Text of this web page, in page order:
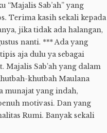
Sab’ah” yang
Terima kasih sekali kepada
jika tidak ada halangan,
nanti. *** Ada yang
aja dulu ya sebagai
Sab’ah yang dalam
khutbah Maulana
munajat yang indah,
motivasi. Dan yang
Rumi. Banyak sekali